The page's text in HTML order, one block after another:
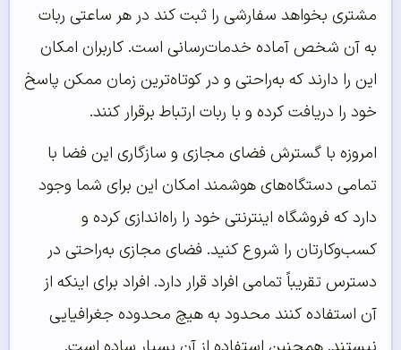
مشتری بخواهد سفارشی را ثبت کند در هر ساعتی ربات
به آن شخص آماده خدمات‌رسانی است. کاربران امکان
این را دارند که به‌راحتی و در کوتاه‌ترین زمان ممکن پاسخ
خود را دریافت کرده و با ربات ارتباط برقرار کنند.
امروزه با گسترش فضای مجازی و سازگاری این فضا با
تمامی دستگاه‌های هوشمند امکان این برای شما وجود
دارد که فروشگاه اینترنتی خود را راه‌اندازی کرده و
کسب‌وکارتان را شروع کنید. فضای مجازی به‌راحتی در
دسترس تقریباً تمامی افراد قرار دارد. افراد برای اینکه از
آن استفاده کنند محدود به هیچ محدوده جغرافیایی